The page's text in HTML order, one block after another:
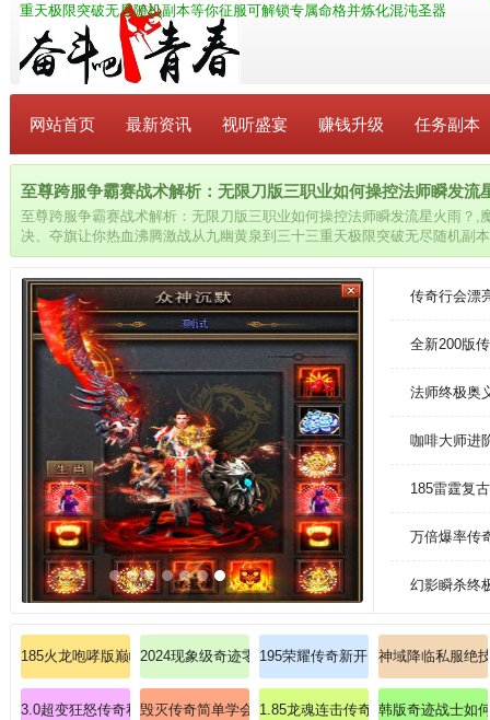
重天极限突破无尽随机副本等你征服可解锁专属命格并炼化混沌圣器
网站首页 最新资讯 视听盛宴 赚钱升级 任务副本
至尊跨服争霸赛战术解析：无限刀版三职业如何操控法师瞬发流
至尊跨服争霸赛战术解析：无限刀版三职业如何操控法师瞬发流星火雨？,
决、夺旗让你热血沸腾激战从九幽黄泉到三十三重天极限突破无尽随机副
圣器
传奇行会漂
全新200版
法师终极奥
咖啡大师进
185雷霆复
万倍爆率传
幻影瞬杀终
185火龙咆哮版巅峰对决沙城霸主！2024现象级奇迹零门槛带新手掌握法师黑龙波
195荣耀传奇新开；非常起劲拾到如
神域降临私服绝
3.0超变狂怒传奇私服：颠覆认知，觉醒毁灭之力！
毁灭传奇简单学会刺客魔法盾。1.85龙魂连击传奇版：龙魂觉醒，
韩版奇迹战士如